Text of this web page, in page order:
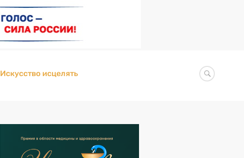
Искусство исцелять